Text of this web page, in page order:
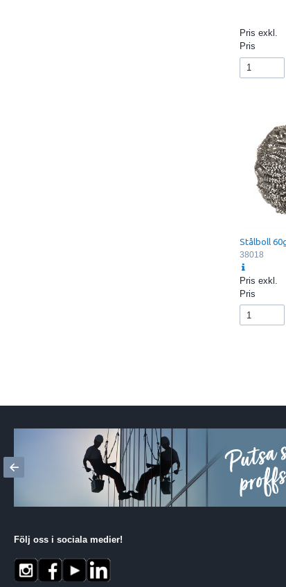
Pris exkl.
Pris
Stålboll
38018
Pris exkl.
Pris
Följ oss i sociala medier!